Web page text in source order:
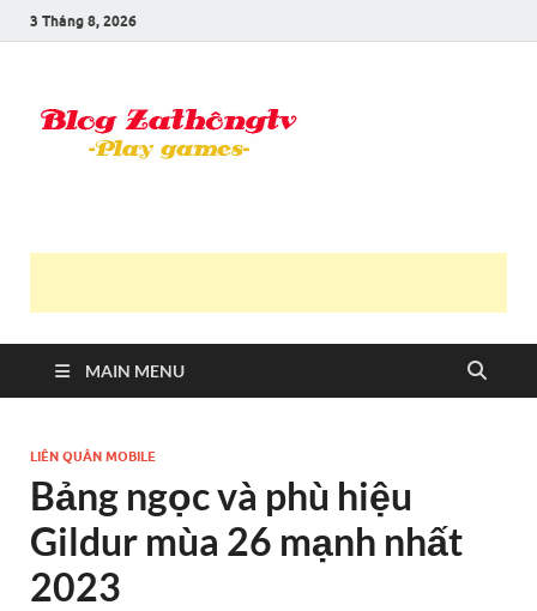
3 Tháng 8, 2026
MAIN MENU
LIÊN QUÂN MOBILE
Bảng ngọc và phù hiệu
Gildur mùa 26 mạnh nhất
2023